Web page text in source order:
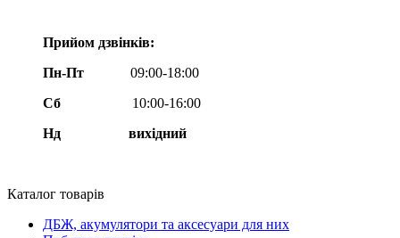
Прийом дзвінків:
Пн-Пт
09:00-18:00
Сб
10:00-16:00
Нд вихідний
Каталог товарів
ДБЖ, акумулятори та аксесуари для них